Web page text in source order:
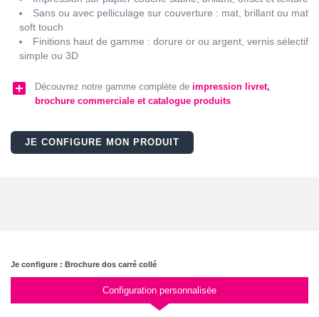
Sans ou avec pelliculage sur couverture : mat, brillant ou mat
soft touch
Finitions haut de gamme : dorure or ou argent, vernis sélectif
simple ou 3D
add_box Découvrez notre gamme complète de impression livret,
brochure commerciale et catalogue produits
JE CONFIGURE MON PRODUIT
Je configure : Brochure dos carré collé
Configuration personnalisée